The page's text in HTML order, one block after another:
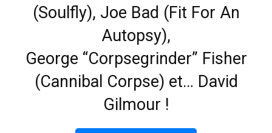
(Soulfly), Joe Bad (Fit For An
Autopsy),
George “Corpsegrinder” Fisher
(Cannibal Corpse) et… David
Gilmour !